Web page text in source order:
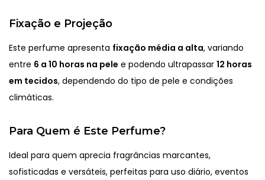
Fixação e Projeção
Este perfume apresenta fixação média a alta, variando
entre 6 a 10 horas na pele e podendo ultrapassar 12 horas
em tecidos, dependendo do tipo de pele e condições
climáticas.
Para Quem é Este Perfume?
Ideal para quem aprecia fragrâncias marcantes,
sofisticadas e versáteis, perfeitas para uso diário, eventos